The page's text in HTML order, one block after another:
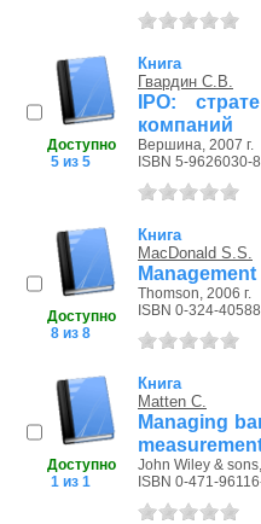
Доступно
5 из 5
Книга
Гвардин С.В.
IPO:
компаний
Вершина, 2007 г.
ISBN 5-9626030-
Доступно
8 из 8
Книга
MacDonald S.S.
Thomson, 2006 г.
ISBN 0-324-
Доступно
1 из 1
Книга
Matten C.
Managing
John Wiley &
ISBN 0-471-